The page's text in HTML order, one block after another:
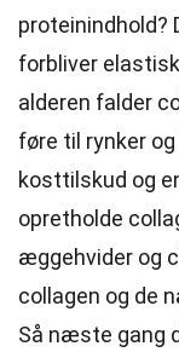
proteinindhold?
forbliver
alderen falder
føre til rynker
kosttilskud og
opretholde
æggehvider og
collagen og de
Så næste gang